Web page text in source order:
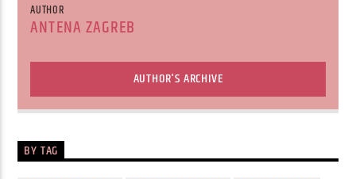
AUTHOR
ANTENA ZAGREB
AUTHOR'S ARCHIVE
BY TAG